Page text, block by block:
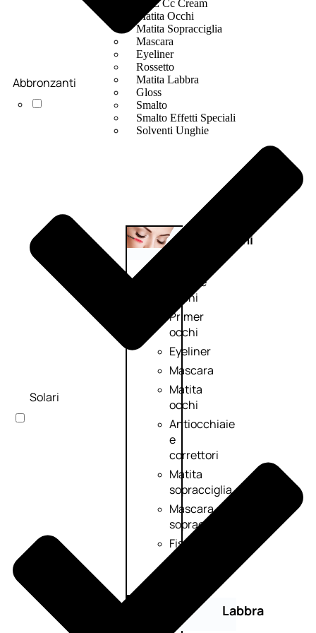
Bb E Cc Cream
Matita Occhi
Matita Sopracciglia
Mascara
Eyeliner
Rossetto
Matita Labbra
Gloss
Smalto
Smalto Effetti Speciali
Solventi Unghie
Occhi
Palette
occhi
Primer
occhi
Eyeliner
Mascara
Matita
occhi
Antiocchiaie
e
correttori
Matita
sopracciglia
Mascara
sopracciglia
Fissante
sopracciglia
Labbra
Abbronzanti
Solari